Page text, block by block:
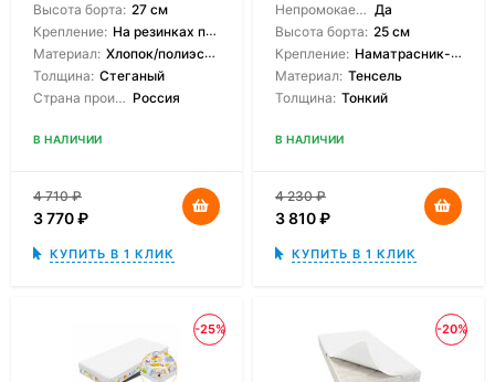
Высота борта: 27 см
Крепление: На резинках по углам
Материал: Хлопок/полиэстер
Толщина: Стеганый
Страна производитель: Россия
В НАЛИЧИИ
4 710₽
3 770₽
КУПИТЬ В 1 КЛИК
Непромокаемый: Да
Высота борта: 25 см
Крепление: Наматрасник-чехол
Материал: Тенсель
Толщина: Тонкий
В НАЛИЧИИ
4 230₽
3 810₽
КУПИТЬ В 1 КЛИК
-25% -20%